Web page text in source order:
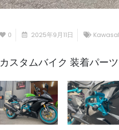
0 2025年9月11日
カスタムバイク 装着パーツ